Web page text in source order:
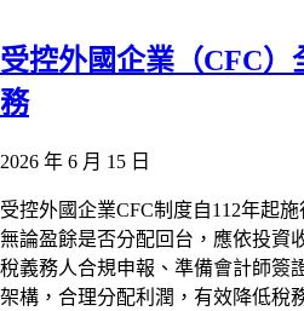
受控外國企業（CFC）
務
2026 年 6 月 15 日
受控外國企業CFC制度自112年起
無論盈餘是否分配回台，應依投資
稅義務人合規申報、準備會計師簽
架構，合理分配利潤，有效降低稅